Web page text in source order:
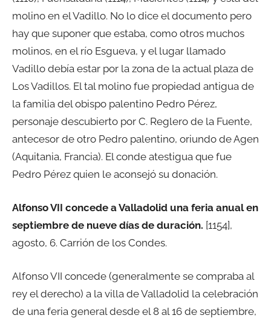
molino en el Vadillo. No lo dice el documento pero
hay que suponer que estaba, como otros muchos
molinos, en el río Esgueva, y el lugar llamado
Vadillo debía estar por la zona de la actual plaza de
Los Vadillos. El tal molino fue propiedad antigua de
la familia del obispo palentino Pedro Pérez,
personaje descubierto por C. Reglero de la Fuente,
antecesor de otro Pedro palentino, oriundo de Agen
(Aquitania, Francia). El conde atestigua que fue
Pedro Pérez quien le aconsejó su donación.
Alfonso VII concede a Valladolid una feria anual en
septiembre de nueve días de duración. [1154],
agosto, 6. Carrión de los Condes.
Alfonso VII concede (generalmente se compraba al
rey el derecho) a la villa de Valladolid la celebración
de una feria general desde el 8 al 16 de septiembre,